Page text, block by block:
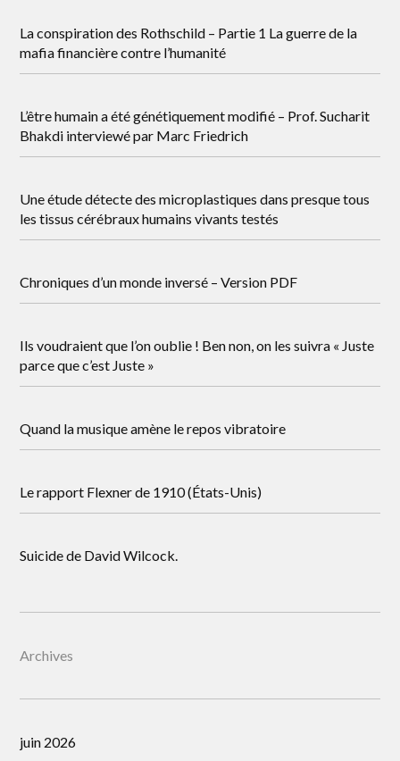
La conspiration des Rothschild – Partie 1 La guerre de la
mafia financière contre l’humanité
L’être humain a été génétiquement modifié – Prof. Sucharit
Bhakdi interviewé par Marc Friedrich
Une étude détecte des microplastiques dans presque tous
les tissus cérébraux humains vivants testés
Chroniques d’un monde inversé – Version PDF
Ils voudraient que l’on oublie ! Ben non, on les suivra « Juste
parce que c’est Juste »
Quand la musique amène le repos vibratoire
Le rapport Flexner de 1910 (États-Unis)
Suicide de David Wilcock.
Archives
juin 2026